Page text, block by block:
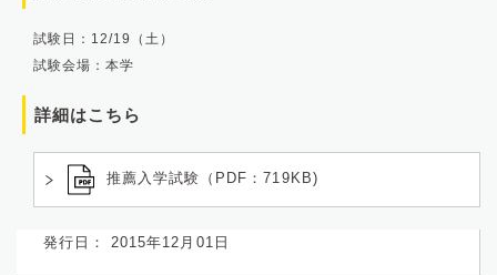
試験日：12/19（土）
試験会場：本学
詳細はこちら
推薦入学試験（PDF：719KB)
発行日： 2015年12月01日